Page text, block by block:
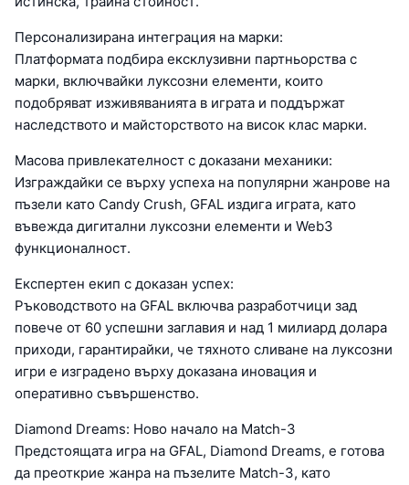
Персонализирана интеграция на марки:
Платформата подбира ексклузивни партньорства с
марки, включвайки луксозни елементи, които
подобряват изживяванията в играта и поддържат
наследството и майсторството на висок клас марки.
Масова привлекателност с доказани механики:
Изграждайки се върху успеха на популярни жанрове на
пъзели като Candy Crush, GFAL издига играта, като
въвежда дигитални луксозни елементи и Web3
функционалност.
Експертен екип с доказан успех:
Ръководството на GFAL включва разработчици зад
повече от 60 успешни заглавия и над 1 милиард долара
приходи, гарантирайки, че тяхното сливане на луксозни
игри е изградено върху доказана иновация и
оперативно съвършенство.
Diamond Dreams: Ново начало на Match-3
Предстоящата игра на GFAL, Diamond Dreams, е готова
да преоткрие жанра на пъзелите Match-3, като